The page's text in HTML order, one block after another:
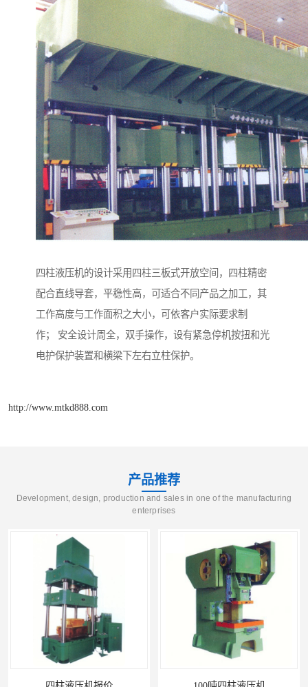
四柱液压机的设计采用四柱三板式开放空间，四柱精密
配合直线导套，平稳性高，可适合不同产品之加工，其
工作高度与工作面积之大小，可依客户实际要求制
作； 安全设计周全，双手操作，设有紧急停机按扭和光
电护保护装置和横梁下左右立柱保护。
http://www.mtkd888.com
产品推荐
Development, design, production and sales in one of the manufacturing
enterprises